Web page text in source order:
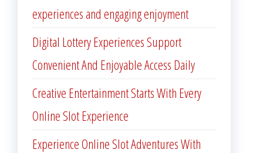
experiences and engaging enjoyment
Digital Lottery Experiences Support
Convenient And Enjoyable Access Daily
Creative Entertainment Starts With Every
Online Slot Experience
Experience Online Slot Adventures With